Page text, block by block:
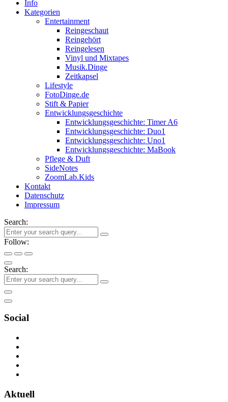
Info
Kategorien
Entertainment
Reingeschaut
Reingehört
Reingelesen
Vinyl und Mixtapes
Musik.Dinge
Zeitkapsel
Lifestyle
FotoDinge.de
Stift & Papier
Entwicklungsgeschichte
Entwicklungsgeschichte: Timer A6
Entwicklungsgeschichte: Duo1
Entwicklungsgeschichte: Uno1
Entwicklungsgeschichte: MaBook
Pflege & Duft
SideNotes
ZoomLab.Kids
Kontakt
Datenschutz
Impressum
Search:
Follow:
Search:
Social
Aktuell